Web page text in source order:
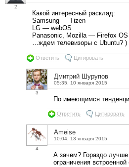
2
Какой интересный расклад:
Samsung — Tizen
LG — webOS
Panasonic, Mozilla — Firefox OS
…ждем телевизоры с Ubuntu? )
Ответить Цитировать
3
Дмитрий Шурупов
05:35, 10 января 2015
По имеющимся
Ответить Цитировать
4
Ameise
10:04, 13 января 2015
А зачем? Гораздо лучше
ограничения